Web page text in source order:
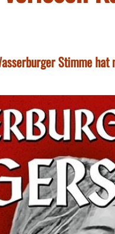
Stimme hat